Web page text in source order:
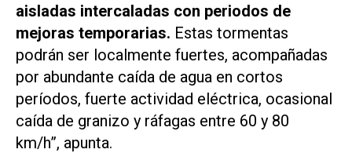
aisladas intercaladas con periodos de
mejoras temporarias. Estas tormentas
podrán ser localmente fuertes, acompañadas
por abundante caída de agua en cortos
períodos, fuerte actividad eléctrica, ocasional
caída de granizo y ráfagas entre 60 y 80
km/h”, apunta.